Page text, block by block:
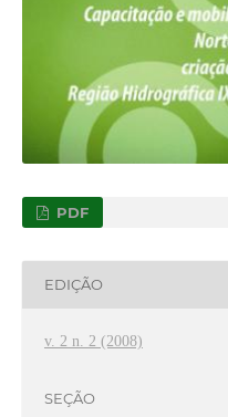
PDF
EDIÇÃO
v. 2 n. 2 (2008)
SEÇÃO